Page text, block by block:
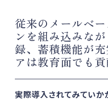
従来のメールベ
ンを組み込みな
録、蓄積機能が
アは教育面でも
実際導入されてみていか